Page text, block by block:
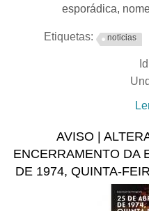
esporádica,
Etiquetas: noticias
AVISO |
ENCERRAMENTO DA
DE 1974, QUINTA-